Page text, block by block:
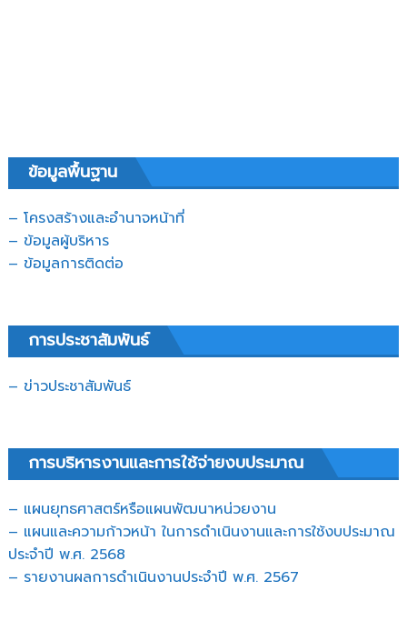
ข้อมูลพื้นฐาน
– โครงสร้างและอำนาจหน้าที่
– ข้อมูลผู้บริหาร
– ข้อมูลการติดต่อ
การประชาสัมพันธ์
– ข่าวประชาสัมพันธ์
การบริหารงานและการใช้จ่ายงบประมาณ
– แผนยุทธศาสตร์หรือแผนพัฒนาหน่วยงาน
– แผนและความก้าวหน้า ในการดำเนินงานและการใช้งบประมาณ
ประจำปี พ.ศ. 2568
– รายงานผลการดำเนินงานประจำปี พ.ศ. 2567